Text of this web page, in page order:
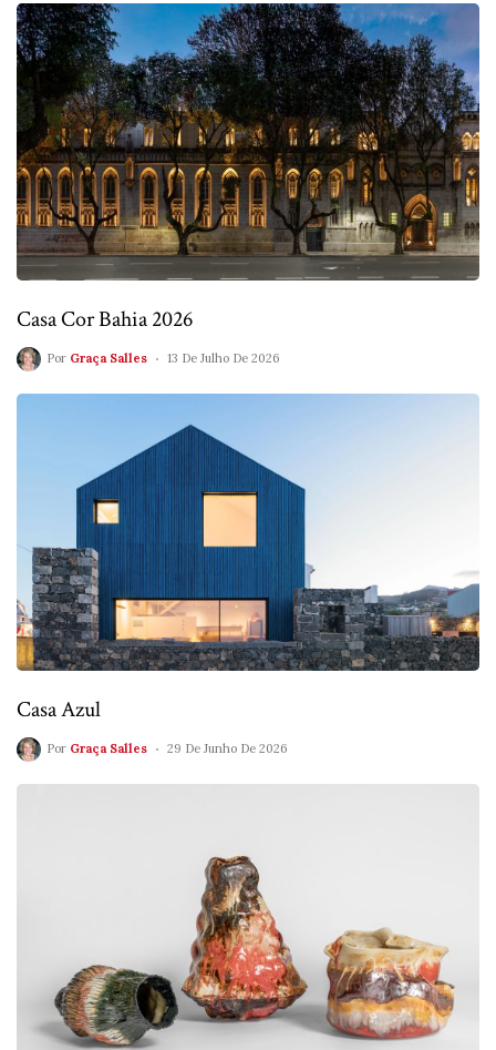
Casa Cor Bahia 2026
Por Graça Salles 13 De Julho De 2026
Casa Azul
Por Graça Salles 29 De Junho De 2026